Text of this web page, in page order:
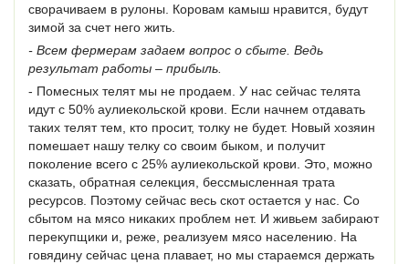
сворачиваем в рулоны. Коровам камыш нравится, будут
зимой за счет него жить.
- Всем фермерам задаем вопрос о сбыте. Ведь
результат работы – прибыль.
- Помесных телят мы не продаем. У нас сейчас телята
идут с 50% аулиекольской крови. Если начнем отдавать
таких телят тем, кто просит, толку не будет. Новый хозяин
помешает нашу телку со своим быком, и получит
поколение всего с 25% аулиекольской крови. Это, можно
сказать, обратная селекция, бессмысленная трата
ресурсов. Поэтому сейчас весь скот остается у нас. Со
сбытом на мясо никаких проблем нет. И живьем забирают
перекупщики и, реже, реализуем мясо населению. На
говядину сейчас цена плавает, но мы стараемся держать